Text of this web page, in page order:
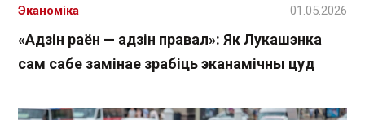
«Адзін раён — адзін правал»: Як Лукашэнка
сам сабе замінае зрабіць эканамічны цуд
Эканоміка 01.05.2026